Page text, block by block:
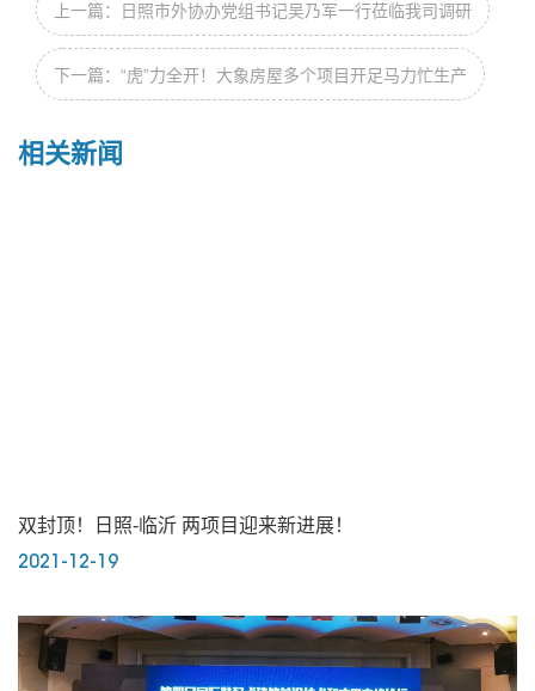
上一篇：日照市外协办党组书记吴乃军一行莅临我司调研
下一篇：“虎”力全开！大象房屋多个项目开足马力忙生产
相关新闻
双封顶！日照-临沂 两项目迎来新进展！
2021-12-19